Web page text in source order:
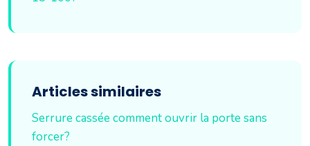
Articles similaires
Serrure cassée comment ouvrir la porte sans
forcer?